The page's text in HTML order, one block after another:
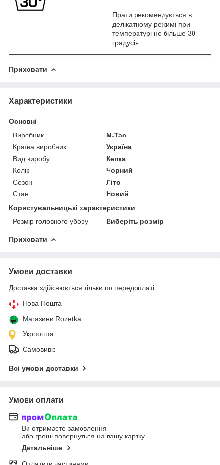
Прати рекомендується в
делікатному режимі при
температурі не більше 30
градусів.
Приховати
Характеристики
Основні
Виробник
M-Tac
Країна виробник
Україна
Вид виробу
Кепка
Колір
Чорний
Сезон
Літо
Стан
Новий
Користувальницькі характеристики
Розмір головного убору
Виберіть розмір
Приховати
Умови доставки
Доставка здійснюється тільки по передоплаті.
Нова Пошта
Магазини Rozetka
Укрпошта
Самовивіз
Всі умови доставки
Умови оплати
Ви отримаєте замовлення
або гроші повернуться на вашу картку
Детальніше